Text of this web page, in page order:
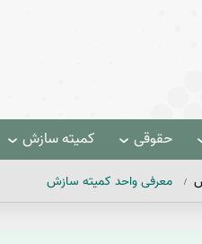
حقوقی کمیته سازش
معرفی واحد کمیته سازش